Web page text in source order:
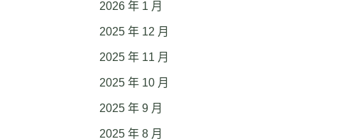
2026 年 1 月
2025 年 12 月
2025 年 11 月
2025 年 10 月
2025 年 9 月
2025 年 8 月